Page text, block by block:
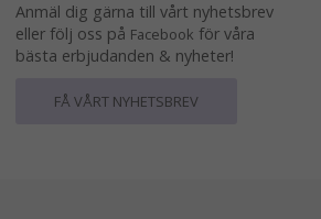
Anmäl dig gärna till vårt nyhetsbrev
eller följ oss på Facebook för våra
bästa erbjudanden & nyheter!
FÅ VÅRT NYHETSBREV